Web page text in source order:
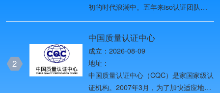
初的时代浪潮中。五年来iso认证团队始
际化战略、全球化品牌战略四个发展阶
段，2019年进入第五个发展阶段——网
络化战略阶段，团队目前已发展为全国
ISO体系认证头部品牌。
2
中国质量认证中心
成立：2026-08-09
地址：
中国质量认证中心（CQC）是家国家级认
证机构。2007年3月，为了加快适应地方